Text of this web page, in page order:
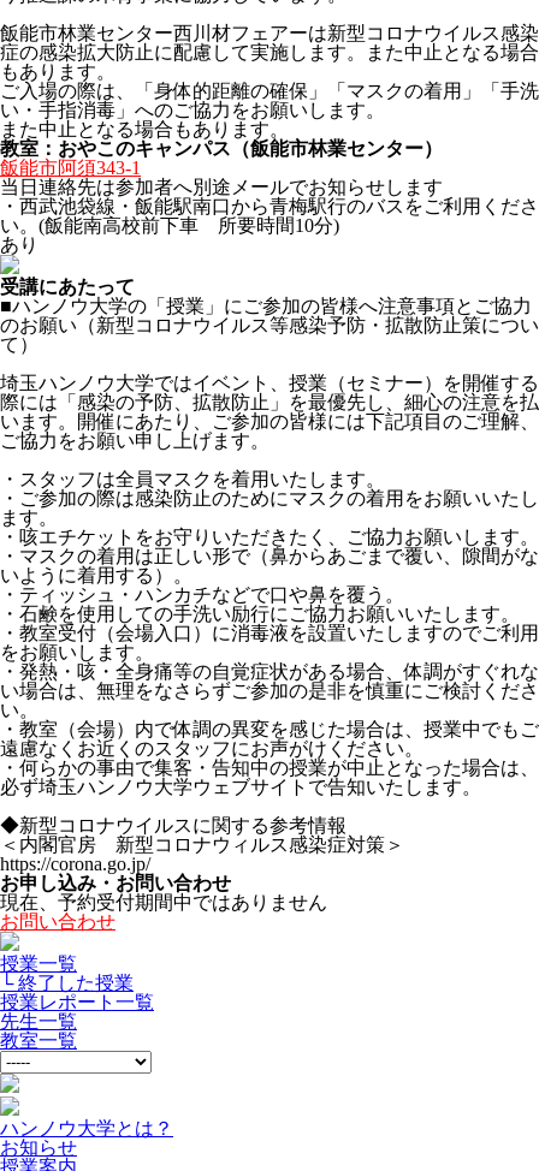
飯能市林業センター西川材フェアーは新型コロナウイルス感染
症の感染拡大防止に配慮して実施します。また中止となる場合
もあります。
ご入場の際は、「身体的距離の確保」「マスクの着用」「手洗
い・手指消毒」へのご協力をお願いします。
また中止となる場合もあります。
教室：おやこのキャンパス（飯能市林業センター）
飯能市阿須343-1
当日連絡先は参加者へ別途メールでお知らせします
・西武池袋線・飯能駅南口から青梅駅行のバスをご利用くださ
い。(飯能南高校前下車 所要時間10分)
あり
受講にあたって
■ハンノウ大学の「授業」にご参加の皆様へ注意事項とご協力
のお願い（新型コロナウイルス等感染予防・拡散防止策につい
て）
埼玉ハンノウ大学ではイベント、授業（セミナー）を開催する
際には「感染の予防、拡散防止」を最優先し、細心の注意を払
います。開催にあたり、ご参加の皆様には下記項目のご理解、
ご協力をお願い申し上げます。
・スタッフは全員マスクを着用いたします。
・ご参加の際は感染防止のためにマスクの着用をお願いいたし
ます。
・咳エチケットをお守りいただきたく、ご協力お願いします。
・マスクの着用は正しい形で（鼻からあごまで覆い、隙間がな
いように着用する）。
・ティッシュ・ハンカチなどで口や鼻を覆う。
・石鹸を使用しての手洗い励行にご協力お願いいたします。
・教室受付（会場入口）に消毒液を設置いたしますのでご利用
をお願いします。
・発熱・咳・全身痛等の自覚症状がある場合、体調がすぐれな
い場合は、無理をなさらずご参加の是非を慎重にご検討くださ
い。
・教室（会場）内で体調の異変を感じた場合は、授業中でもご
遠慮なくお近くのスタッフにお声がけください。
・何らかの事由で集客・告知中の授業が中止となった場合は、
必ず埼玉ハンノウ大学ウェブサイトで告知いたします。
◆新型コロナウイルスに関する参考情報
＜内閣官房 新型コロナウィルス感染症対策＞
https://corona.go.jp/
お申し込み・お問い合わせ
現在、予約受付期間中ではありません
お問い合わせ
授業一覧
└ 終了した授業
授業レポート一覧
先生一覧
教室一覧
ハンノウ大学とは？
お知らせ
授業案内